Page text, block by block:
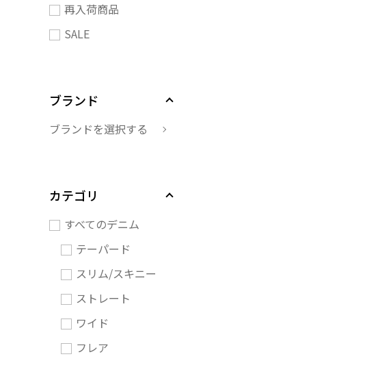
再入荷商品
SALE
ブランド
ブランドを選択する
カテゴリ
すべてのデニム
テーパード
スリム/スキニー
ストレート
ワイド
フレア